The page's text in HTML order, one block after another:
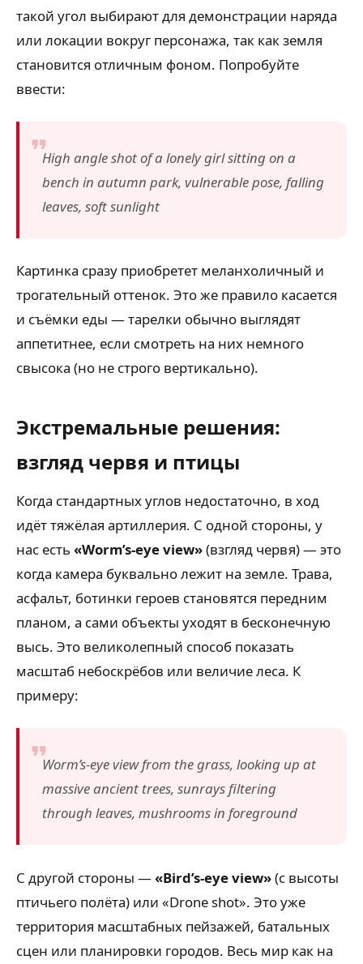
такой угол выбирают для демонстрации наряда
или локации вокруг персонажа, так как земля
становится отличным фоном. Попробуйте
ввести:
High angle shot of a lonely girl sitting on a
bench in autumn park, vulnerable pose, falling
leaves, soft sunlight
Картинка сразу приобретет меланхоличный и
трогательный оттенок. Это же правило касается
и съёмки еды — тарелки обычно выглядят
аппетитнее, если смотреть на них немного
свысока (но не строго вертикально).
Экстремальные решения:
взгляд червя и птицы
Когда стандартных углов недостаточно, в ход
идёт тяжёлая артиллерия. С одной стороны, у
нас есть «Worm’s-eye view»(взгляд червя) — это
когда камера буквально лежит на земле. Трава,
асфальт, ботинки героев становятся передним
планом, а сами объекты уходят в бесконечную
высь. Это великолепный способ показать
масштаб небоскрёбов или величие леса. К
примеру:
Worm’s-eye view from the grass, looking up at
massive ancient trees, sunrays filtering
through leaves, mushrooms in foreground
С другой стороны —«Bird’s-eye view»(с высоты
птичьего полёта) или «Drone shot». Это уже
территория масштабных пейзажей, батальных
сцен или планировки городов. Весь мир как на